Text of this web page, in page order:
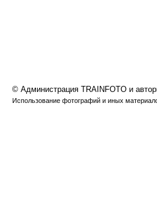
© Администрация TRAINFOTO и
Использование фотографий и иных